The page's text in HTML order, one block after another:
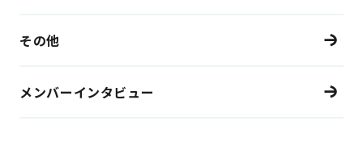
その他
メンバーインタビュー